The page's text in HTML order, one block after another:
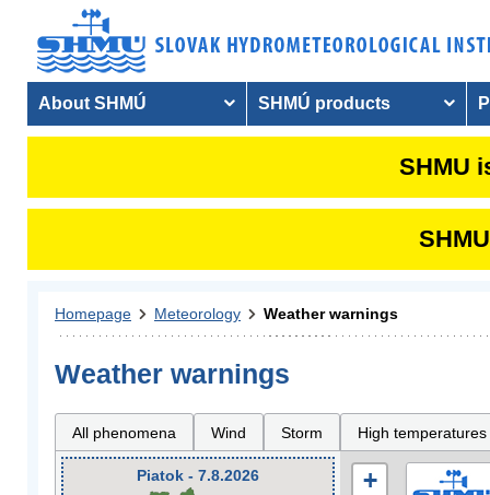
About SHMÚ SHMÚ products
SHMU
Homepage Meteorology Weather warnings
Weather warnings
All phenomena Wind Storm High temperatures
Piatok - 7.8.2026
+